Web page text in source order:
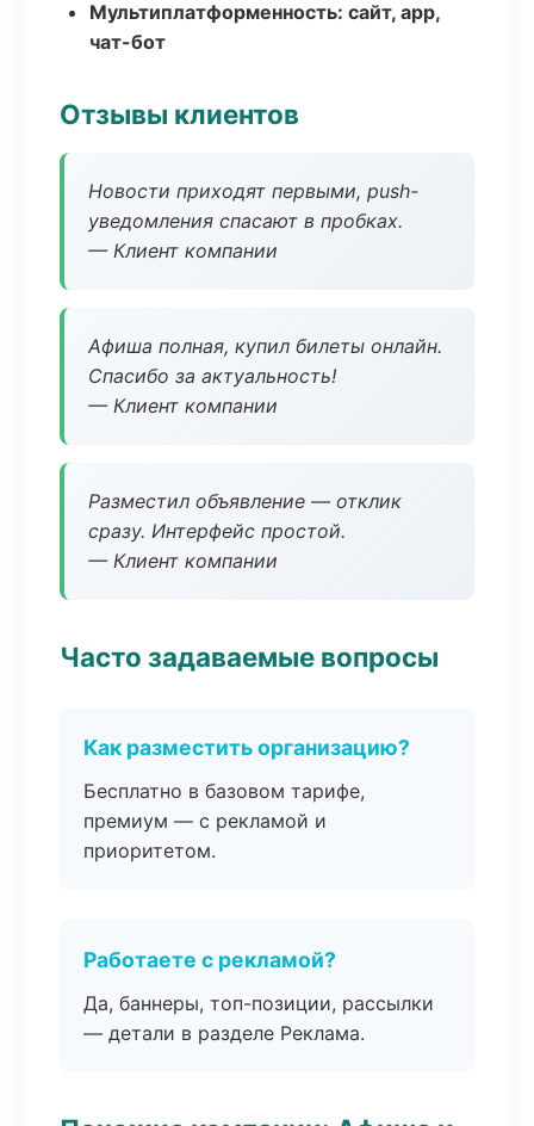
Мультиплатформенность: сайт, app,
чат-бот
Отзывы клиентов
Новости приходят первыми, push-
уведомления спасают в пробках.
— Клиент компании
Афиша полная, купил билеты онлайн.
Спасибо за актуальность!
— Клиент компании
Разместил объявление — отклик
сразу. Интерфейс простой.
— Клиент компании
Часто задаваемые вопросы
Как разместить организацию?
Бесплатно в базовом тарифе,
премиум — с рекламой и
приоритетом.
Работаете с рекламой?
Да, баннеры, топ-позиции, рассылки
— детали в разделе Реклама.